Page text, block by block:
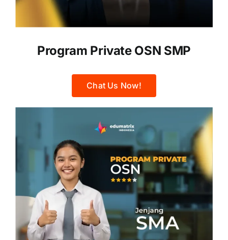
Program Private OSN SMP
Chat Us Now!